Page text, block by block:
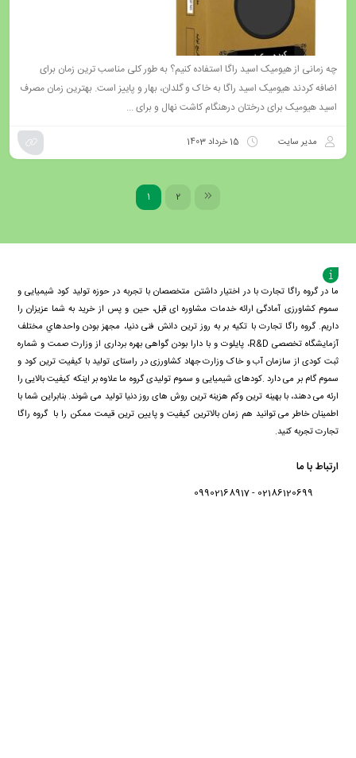
چه زمانی از هیومیک اسید راگا استفاده کنیم؟ به طور کلی مناسب ترین زمان برای
اضافه کردند هیومیک اسید راگا به خاک و گلدان، بهار و پاییز است. بهترین زمان مصرف
اسید هیومیک برای درختان درهنگام کاشت نهال و برای ...
مدیر سایت 15 خرداد 1403
1 2
ما در گروه راگا تجارت با در اختیار داشتن متخصصان با تجربه در حوزه تولید کود شیمیایی و
سموم کشاورزی آمادگی ارائه خدمات مشاوره ای قبل، حین و پس از خرید به شما عزیزان را
داریم. گروه راگا تجارت با تكيه بر به روز ترین دانش فنی دنيا، مجهز بودن واحدهاي مختلف
آزمايشگاه تخصصی R&D، پايلوت و با دارا بودن گواهی بهره برداری از وزارت صمت و شماره
ثبت کودی از سازمان آب و خاک وزارت جهاد کشاورزی در راستای تولید با کیفیت ترین کود و
سموم گام بر می دارد .کودهای شیمیایی و سموم تولیدی گروه ما علاوه بر اینکه کیفیت بالایی را
ارئه می دهند، با بهینه ترین وکم هزینه ترین روش های روز دنیا تولید می شوند. بنابراین شما با
اطمینان خاطر می توانید هم زمان بالاترین کیفیت و پایین ترین قیمت ممکن را با گروه راگا
تجارت تجربه کنید.
ارتباط با ما
02186120699 - 09902168917